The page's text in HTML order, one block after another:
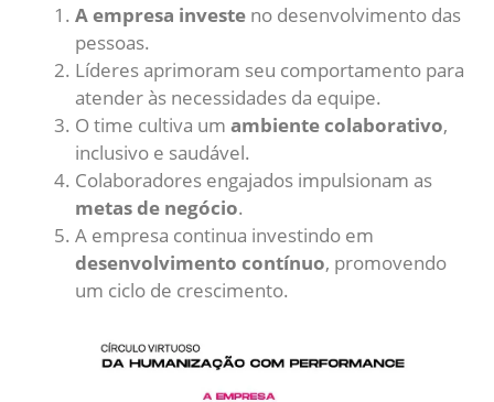
A empresa investe no desenvolvimento das
pessoas.
Líderes aprimoram seu comportamento para
atender às necessidades da equipe.
O time cultiva um ambiente colaborativo,
inclusivo e saudável.
Colaboradores engajados impulsionam as
metas de negócio.
A empresa continua investindo em
desenvolvimento contínuo, promovendo
um ciclo de crescimento.